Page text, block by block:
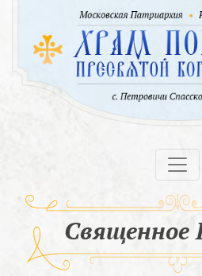
Священное